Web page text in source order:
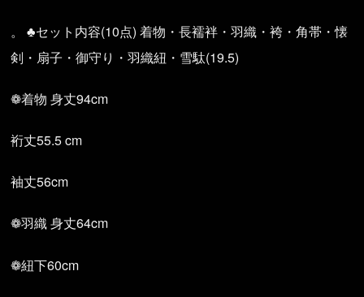
。 ♣セット内容(10点) 着物・長襦袢・羽織・袴・角帯・懐
剣・扇子・御守り・羽織紐・雪駄(19.5)
❁着物 身丈94cm
裄丈55.5 cm
袖丈56cm
❁羽織 身丈64cm
❁紐下60cm